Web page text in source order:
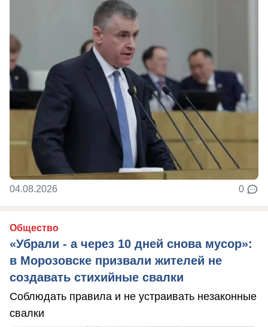
04.08.2026 0
Общество
«Убрали - а через 10 дней снова мусор»:
в Морозовске призвали жителей не
создавать стихийные свалки
Соблюдать правила и не устраивать незаконные
свалки